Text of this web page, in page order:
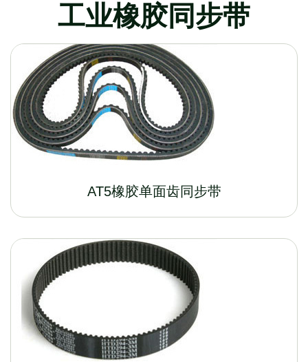
工业橡胶同步带
AT5橡胶单面齿同步带